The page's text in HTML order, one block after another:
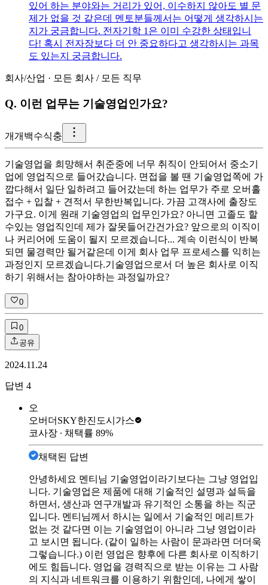
있어 하는 분야와는 거리가 있어, 이수하지 않아도 별 문
제가 없을 것 같은데 멘토분들께서는 어떻게 생각하시는
지가 궁금합니다. 전자기학 1은 이미 수강한 상태입니
다! 혹시 전자장보다 더 안 중요하다고 생각하시는 과목
도 있는지 궁금합니다.
회사/산업 · 모든 회사 / 모든 직무
Q. 이런 업무는 기술영업인가요?
개개백수식충
기술영업을 희망해서 취준중에 너무 취직이 안되어서 중소기
업에 영업직으로 들어갔습니다. 면접을 볼 땐 기술영업쪽에 가
깝다해서 일단 일하려고 들어갔는데 하는 업무가 주로 오버홀
접수 + 입찰 + 견적서 무한반복입니다. 가끔 고객사에 출장도
가구요. 이게 원래 기술영업의 업무인가요? 아니면 고졸도 할
수있는 영업직인데 제가 잘못들어간건가요? 앞으로의 이직이
나 커리어에 도움이 될지 모르겠습니다... 계속 이런식이 반복
되면 물경력만 될거같은데 이게 회사 업무 프로세스를 익히는
과정인지 모르겠습니다.기술영업으로서 더 높은 회사로 이직
하기 위해서는 참아야하는 과정일까요?
0
0
공유
2024.11.24
답변 4
오
오버더SKY한진도시가스
코사장 ∙ 채택률 89%
채택된 답변
안녕하세요 멘티님 기술영업이라기보다는 그냥 영업입
니다. 기술영업은 제품에 대해 기술적인 설명과 설득을
하면서, 생산과 연구개발과 유기적인 소통을 하는 직군
입니다. 멘티님께서 하시는 일에서 기술적인 메리트가
없는 것 같다면 이는 기술영업이 아니라 그냥 영업이라
고 보시면 됩니다. (같이 일하는 사람이 문과라면 더더욱
그렇습니다.) 이런 영업은 향후에 다른 회사로 이직하기
에도 힘듭니다. 영업을 경력직으로 받는 이유는 그 사람
의 지식과 네트워크를 이용하기 위함인데, 나에게 쌓이